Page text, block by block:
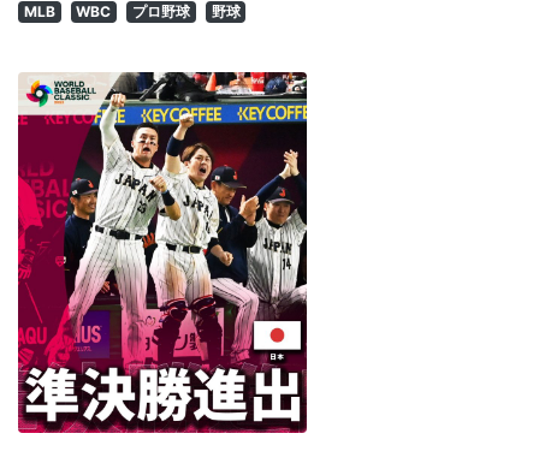
MLB WBC プロ野球 野球